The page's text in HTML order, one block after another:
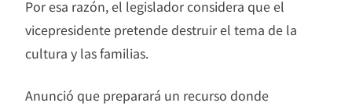
Por esa razón, el legislador considera que el
vicepresidente pretende destruir el tema de la
cultura y las familias.
Anunció que preparará un recurso donde